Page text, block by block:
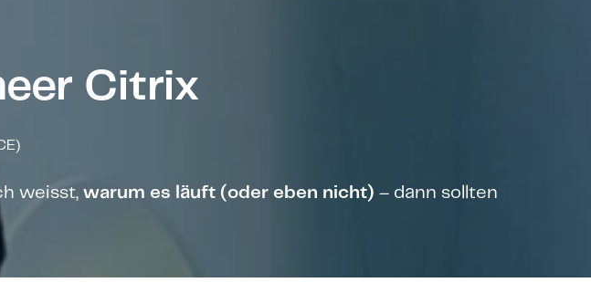
Citrix
weisst, warum es läuft (oder eben nicht) – dann sollten